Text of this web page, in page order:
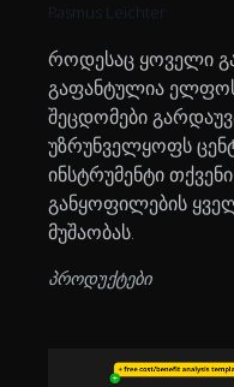
Rasmus Leichter
როდესაც ყოველი
გაფანტულია
შეცდომები
უზრუნველყოფს
ინსტრუმენტი
განყოფილების
მუშაობას.
პროდუქტები